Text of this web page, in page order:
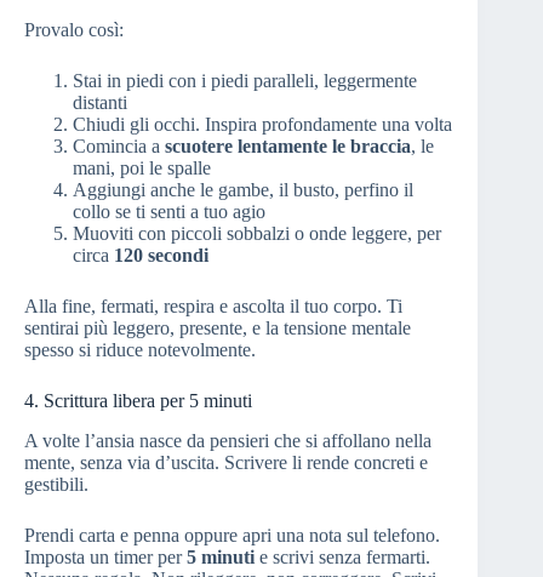
Provalo così:
Stai in piedi con i piedi paralleli, leggermente
distanti
Chiudi gli occhi. Inspira profondamente una volta
Comincia a scuotere lentamente le braccia, le
mani, poi le spalle
Aggiungi anche le gambe, il busto, perfino il
collo se ti senti a tuo agio
Muoviti con piccoli sobbalzi o onde leggere, per
circa 120 secondi
Alla fine, fermati, respira e ascolta il tuo corpo. Ti
sentirai più leggero, presente, e la tensione mentale
spesso si riduce notevolmente.
4. Scrittura libera per 5 minuti
A volte l’ansia nasce da pensieri che si affollano nella
mente, senza via d’uscita. Scrivere li rende concreti e
gestibili.
Prendi carta e penna oppure apri una nota sul telefono.
Imposta un timer per5 minuti e scrivi senza fermarti.